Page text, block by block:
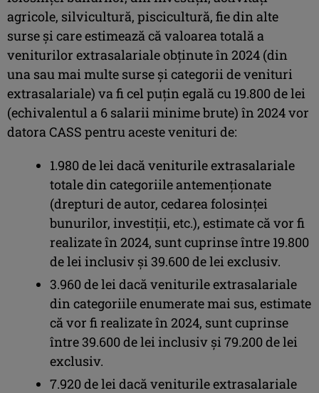
agricole, silvicultură, piscicultură, fie din alte
surse şi care estimează că valoarea totală a
veniturilor extrasalariale obţinute în 2024 (din
una sau mai multe surse şi categorii de venituri
extrasalariale) va fi cel puţin egală cu 19.800 de lei
(echivalentul a 6 salarii minime brute) în 2024 vor
datora CASS pentru aceste venituri de:
1.980 de lei dacă veniturile extrasalariale
totale din categoriile antemenţionate
(drepturi de autor, cedarea folosinţei
bunurilor, investiţii, etc.), estimate că vor fi
realizate în 2024, sunt cuprinse între 19.800
de lei inclusiv şi 39.600 de lei exclusiv.
3.960 de lei dacă veniturile extrasalariale
din categoriile enumerate mai sus, estimate
că vor fi realizate în 2024, sunt cuprinse
între 39.600 de lei inclusiv şi 79.200 de lei
exclusiv.
7.920 de lei dacă veniturile extrasalariale